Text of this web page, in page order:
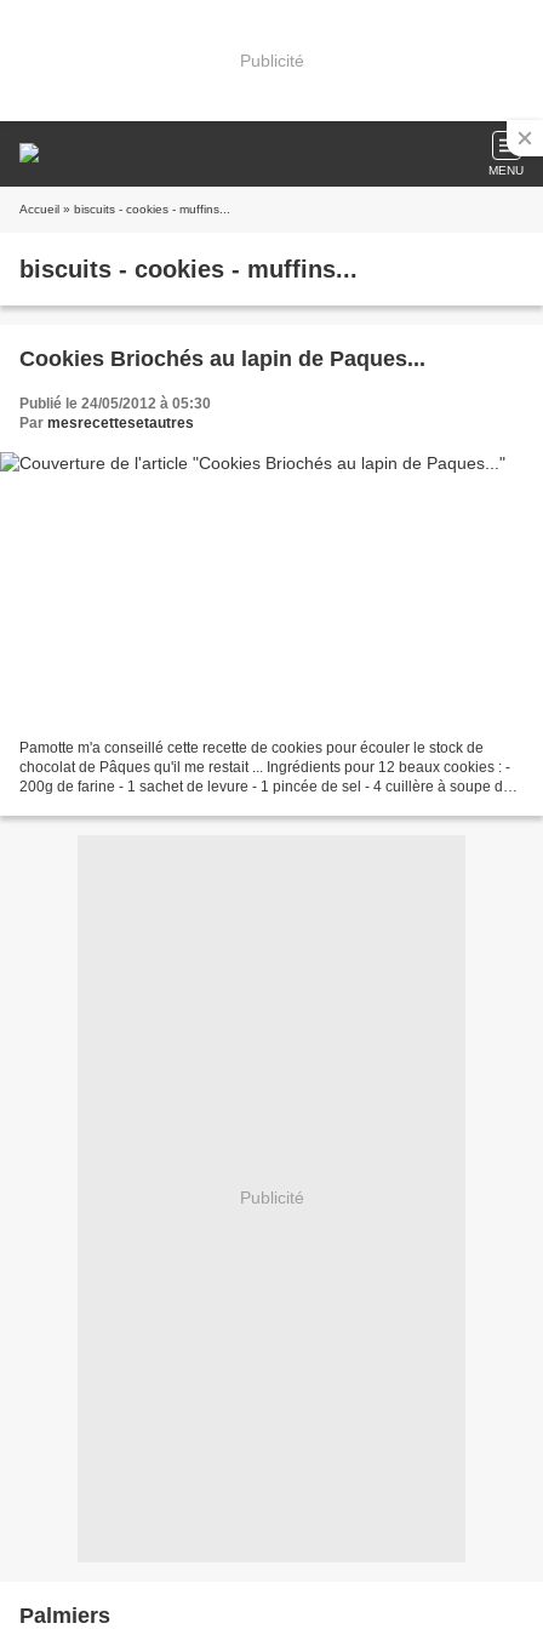
Publicité
MENU
Accueil » biscuits - cookies - muffins...
biscuits - cookies - muffins...
Cookies Briochés au lapin de Paques...
Publié le 24/05/2012 à 05:30
Par mesrecettesetautres
Pamotte m'a conseillé cette recette de cookies pour écouler le stock de
chocolat de Pâques qu'il me restait ... Ingrédients pour 12 beaux cookies : -
200g de farine - 1 sachet de levure - 1 pincée de sel - 4 cuillère à soupe de
Publicité
Palmiers